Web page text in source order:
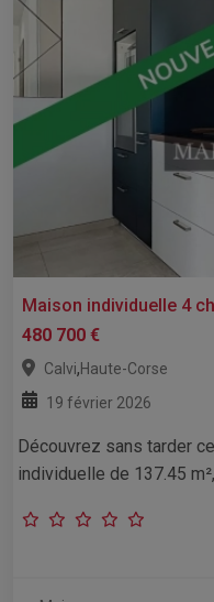
Maison individuelle 4
480 700 €
Calvi,Haute-Corse
19 février 2026
Découvrez sans tarder
individuelle de 137.45